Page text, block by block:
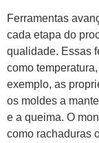
Ferramentas
cada etapa do
qualidade. Essas
como
exemplo, as
os moldes a
e a queima. O
como rachaduras